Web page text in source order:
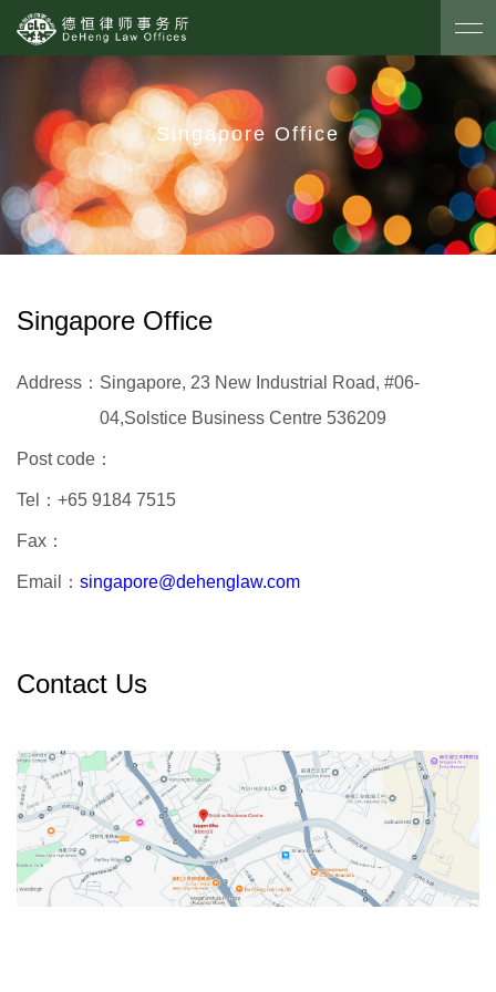
Singapore Office
Singapore Office
Address： Singapore, 23 New Industrial Road, #06-
04,Solstice Business Centre 536209
Post code：
Tel： +65 9184 7515
Fax：
Email： singapore@dehenglaw.com
Contact Us